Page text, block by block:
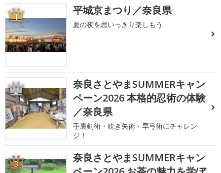
1 平城京まつり／奈良県
夏の夜を思いっきり楽しもう
2
奈良さとやまSUMMERキャン
ペーン2026 本格的忍術の体験
／奈良県
手裏剣術・吹き矢術・早弓術にチャレン
ジ！
3
奈良さとやまSUMMERキャン